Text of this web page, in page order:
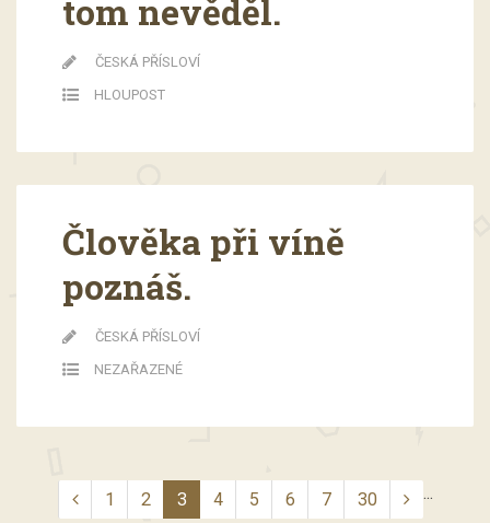
tom nevěděl.
ČESKÁ PŘÍSLOVÍ
HLOUPOST
Člověka při víně
poznáš.
ČESKÁ PŘÍSLOVÍ
NEZAŘAZENÉ
1 2 3 4 5 6 7 ...
30